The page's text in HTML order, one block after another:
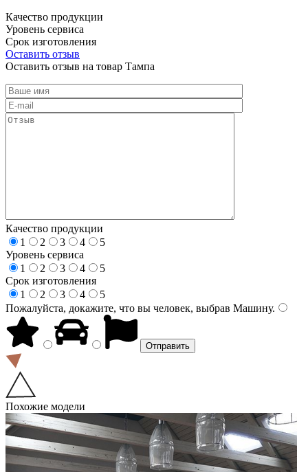
Качество продукции
Уровень сервиса
Срок изготовления
Оставить отзыв
Оставить отзыв на товар Тампа
Качество продукции
1
2 3 4
5
Уровень сервиса
1
2 3 4
5
Срок изготовления
1
2 3 4
5
Пожалуйста, докажите, что вы человек, выбрав Машину.
Похожие модели